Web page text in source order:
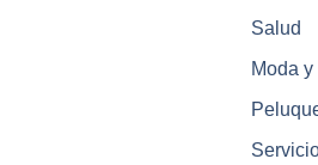
Salud
Moda